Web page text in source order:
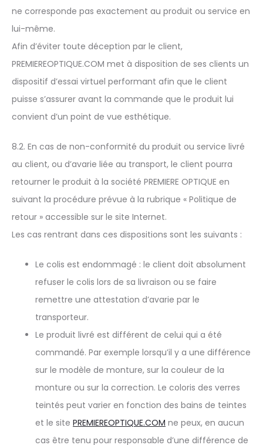
ne corresponde pas exactement au produit ou service en
lui-même.
Afin d’éviter toute déception par le client,
PREMIEREOPTIQUE.COM met à disposition de ses clients un
dispositif d’essai virtuel performant afin que le client
puisse s’assurer avant la commande que le produit lui
convient d’un point de vue esthétique.
8.2. En cas de non-conformité du produit ou service livré
au client, ou d’avarie liée au transport, le client pourra
retourner le produit à la société PREMIERE OPTIQUE en
suivant la procédure prévue à la rubrique « Politique de
retour » accessible sur le site Internet.
Les cas rentrant dans ces dispositions sont les suivants :
Le colis est endommagé : le client doit absolument
refuser le colis lors de sa livraison ou se faire
remettre une attestation d’avarie par le
transporteur.
Le produit livré est différent de celui qui a été
commandé. Par exemple lorsqu’il y a une différence
sur le modèle de monture, sur la couleur de la
monture ou sur la correction. Le coloris des verres
teintés peut varier en fonction des bains de teintes
et le site PREMIEREOPTIQUE.COM ne peux, en aucun
cas être tenu pour responsable d’une différence de